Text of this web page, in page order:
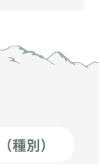
種別）